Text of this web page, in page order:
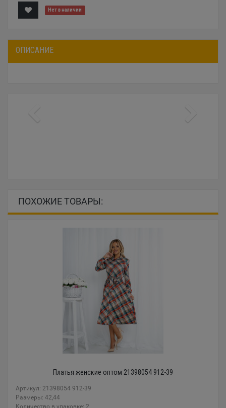
Нет в наличии
ОПИСАНИЕ
ПОХОЖИЕ ТОВАРЫ:
Платья женские оптом 21398054 912-39
Артикул: 21398054 912-39
Размеры: 42,44
Количество в упаковке: 2